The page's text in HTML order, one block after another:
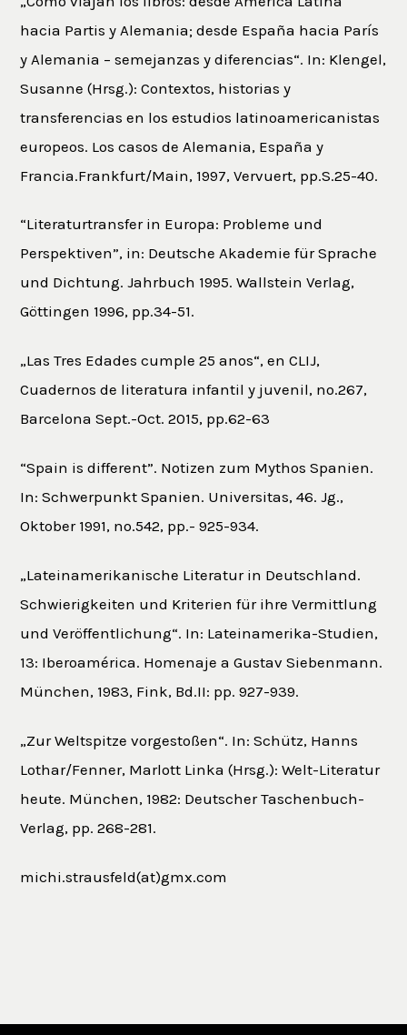
hacia Partis y Alemania; desde España hacia París
y Alemania – semejanzas y diferencias“. In: Klengel,
Susanne (Hrsg.): Contextos, historias y
transferencias en los estudios latinoamericanistas
europeos. Los casos de Alemania, España y
Francia.Frankfurt/Main, 1997, Vervuert, pp.S.25-40.
“Literaturtransfer in Europa: Probleme und
Perspektiven”, in: Deutsche Akademie für Sprache
und Dichtung. Jahrbuch 1995. Wallstein Verlag,
Göttingen 1996, pp.34-51.
„Las Tres Edades cumple 25 anos“, en CLIJ,
Cuadernos de literatura infantil y juvenil, no.267,
Barcelona Sept.-Oct. 2015, pp.62-63
“Spain is different”. Notizen zum Mythos Spanien.
In: Schwerpunkt Spanien. Universitas, 46. Jg.,
Oktober 1991, no.542, pp.- 925-934.
„Lateinamerikanische Literatur in Deutschland.
Schwierigkeiten und Kriterien für ihre Vermittlung
und Veröffentlichung“. In: Lateinamerika-Studien,
13: Iberoamérica. Homenaje a Gustav Siebenmann.
München, 1983, Fink, Bd.II: pp. 927-939.
„Zur Weltspitze vorgestoßen“. In: Schütz, Hanns
Lothar/Fenner, Marlott Linka (Hrsg.): Welt-Literatur
heute. München, 1982: Deutscher Taschenbuch-
Verlag, pp. 268-281.
michi.strausfeld(at)gmx.com